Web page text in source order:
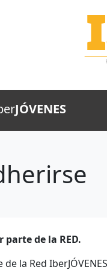
JÓVENES
de la RED.
la Red